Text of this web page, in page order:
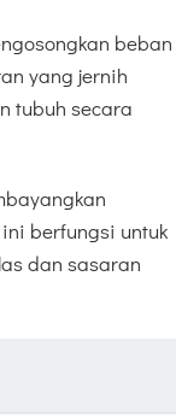
beban
yang jernih
tubuh secara
berfungsi untuk
dan sasaran